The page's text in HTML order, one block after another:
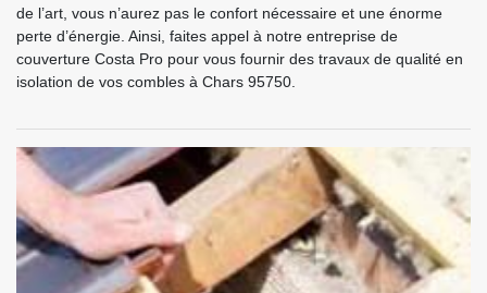
de l’art, vous n’aurez pas le confort nécessaire et une énorme
perte d’énergie. Ainsi, faites appel à notre entreprise de
couverture Costa Pro pour vous fournir des travaux de qualité en
isolation de vos combles à Chars 95750.